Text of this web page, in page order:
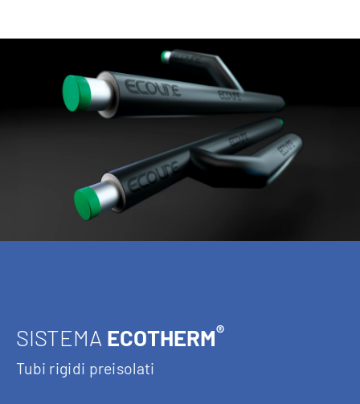
SISTEMA ECOTHERM®
Tubi rigidi preisolati